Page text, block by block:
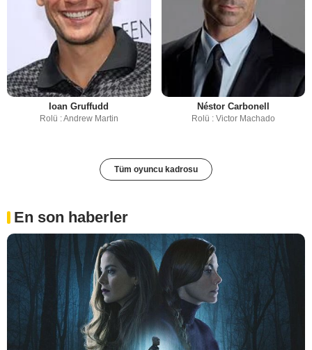
Ioan Gruffudd
Rolü : Andrew Martin
Néstor Carbonell
Rolü : Victor Machado
Tüm oyuncu kadrosu
En son haberler